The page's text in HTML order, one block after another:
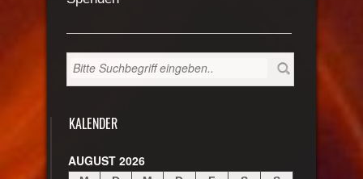
KALENDER
AUGUST 2026